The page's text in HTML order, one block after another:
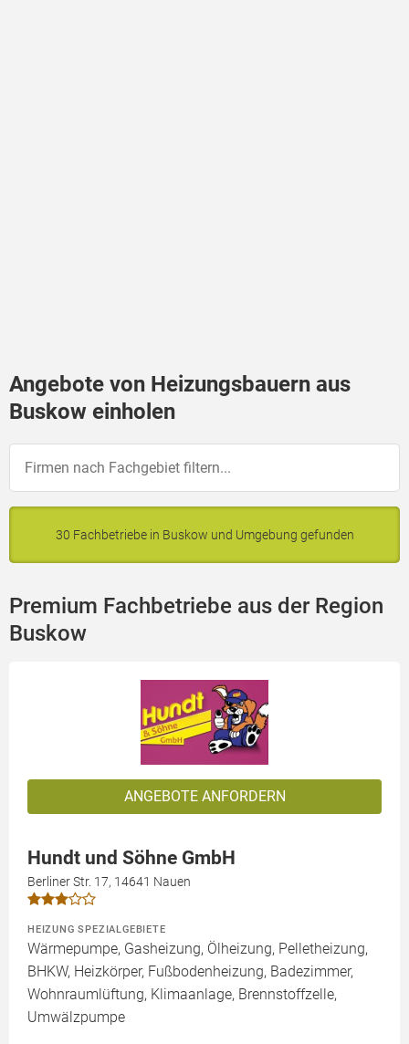
Angebote von Heizungsbauern aus
Buskow einholen
30 Fachbetriebe in Buskow und Umgebung gefunden
Premium Fachbetriebe aus der Region
Buskow
ANGEBOTE ANFORDERN
Hundt und Söhne GmbH
Berliner Str. 17, 14641 Nauen
HEIZUNG SPEZIALGEBIETE
Wärmepumpe, Gasheizung, Ölheizung, Pelletheizung,
BHKW, Heizkörper, Fußbodenheizung, Badezimmer,
Wohnraumlüftung, Klimaanlage, Brennstoffzelle,
Umwälzpumpe